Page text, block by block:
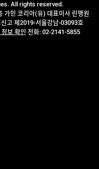
All rights reserved.
가민 코리아(유) 대표이사 린맹원
고 제2019-서울강남-03093호
보 확인 전화: 02-2141-5855